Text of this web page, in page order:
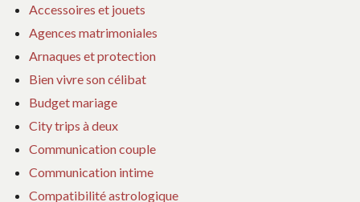
Accessoires et jouets
Agences matrimoniales
Arnaques et protection
Bien vivre son célibat
Budget mariage
City trips à deux
Communication couple
Communication intime
Compatibilité astrologique